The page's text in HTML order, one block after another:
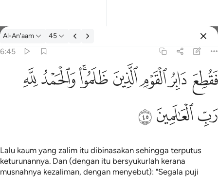
Tafsir: Al-An'aam 6:45
Al-An'aam 45
6:45
فقطع دابر القوم الذين ظلموا والحمد لله رب العالمين ٤٥
ٱلْقَوْمِ ٱلَّذِينَ ظَلَمُوا۟ ۚ وَٱلْحَمْدُ لِلَّهِ رَبِّ ٱلْعَـٰلَمِينَ ٤٥ﱁ ﱂﱃﱄﱅﱆﱇﱈ
ﱉﱊﱋ
Lalu kaum yang zalim itu dibinasakan sehingga terputus
keturunannya. Dan (dengan itu bersyukurlah kerana
musnahnya kezaliman, dengan menyebut): "Segala puji